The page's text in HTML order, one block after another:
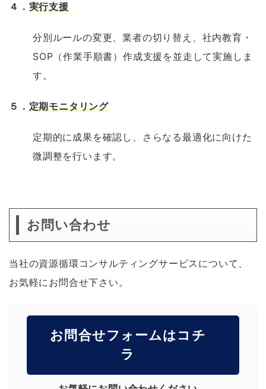
４． 実行支援
分別ルールの変更、業者の切り替え、社内教育・
SOP（作業手順書）作成支援を並走して実施しま
す。
５． 定期モニタリング
定期的に成果を確認し、さらなる最適化に向けた
微調整を行います。
お問い合わせ
当社の資源循環コンサルティングサービスについて、
お気軽にお問合せ下さい。
お問合せフォームはコチ
ラ